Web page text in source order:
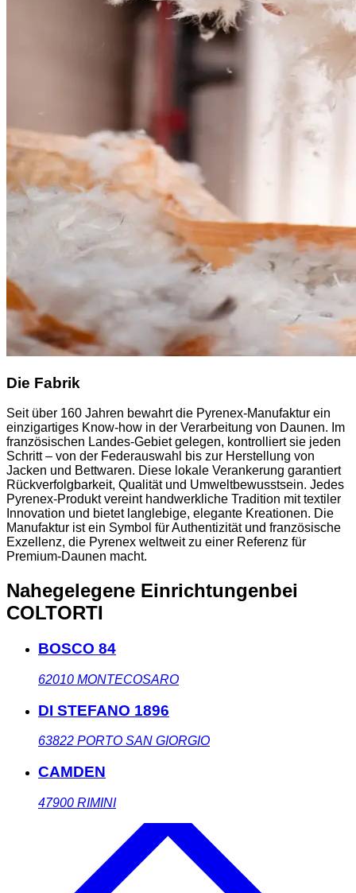
Die Fabrik
Seit über 160 Jahren bewahrt die Pyrenex-Manufaktur ein
einzigartiges Know-how in der Verarbeitung von Daunen. Im
französischen Landes-Gebiet gelegen, kontrolliert sie jeden
Schritt – von der Federauswahl bis zur Herstellung von
Jacken und Bettwaren. Diese lokale Verankerung garantiert
Rückverfolgbarkeit, Qualität und Umweltbewusstsein. Jedes
Pyrenex-Produkt vereint handwerkliche Tradition mit textiler
Innovation und bietet langlebige, elegante Kreationen. Die
Manufaktur ist ein Symbol für Authentizität und französische
Exzellenz, die Pyrenex weltweit zu einer Referenz für
Premium-Daunen macht.
Nahegelegene Einrichtungenbei
COLTORTI
BOSCO 84
62010 MONTECOSARO
DI STEFANO 1896
63822 PORTO SAN GIORGIO
CAMDEN
47900 RIMINI